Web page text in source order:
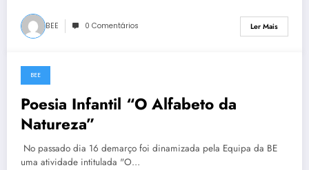
BEE 0 Comentários Ler Mais
7 de Abril, 2021
BEE
Poesia Infantil “O Alfabeto da
Natureza”
No passado dia 16 demarço foi dinamizada pela Equipa da BE
uma atividade intitulada "O…